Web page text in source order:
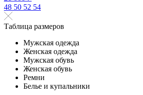
48 50 52 54
Таблица размеров
Мужская одежда
Женская одежда
Мужская обувь
Женская обувь
Ремни
Белье и купальники